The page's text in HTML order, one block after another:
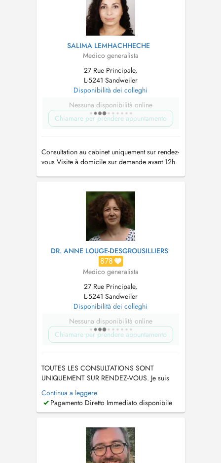
SALIMA LEMHACHHECHE
Medico generalista
27 Rue Principale,
L-5241 Sandweiler
Disponibilità dei colleghi
Nessuna disponibilità online
Chiamare per prendere appuntamento
Consultation au cabinet uniquement sur rendez-
vous Visite à domicile sur demande avant 12h
DR. ANNE LOUGE-DESGROUSILLIERS
878
Medico generalista
27 Rue Principale,
L-5241 Sandweiler
Disponibilità dei colleghi
Nessuna disponibilità online
Chiamare per prendere appuntamento
TOUTES LES CONSULTATIONS SONT
UNIQUEMENT SUR RENDEZ-VOUS. Je suis
absente du7 au 16 août et du 21 au 27
septembre 2026. Ech sinn net do vum 7. bis
dem 16. August an vum 21. bis dem 27
Continua a leggere
Pagamento Diretto Immediato disponibile